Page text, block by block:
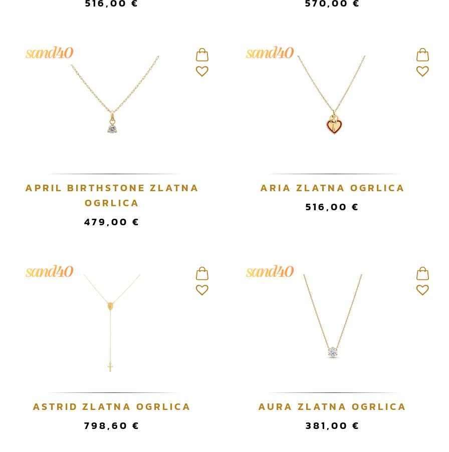
516,00 €
570,00 €
APRIL BIRTHSTONE ZLATNA
OGRLICA
479,00 €
ARIA ZLATNA OGRLICA
516,00 €
ASTRID ZLATNA OGRLICA
798,60 €
AURA ZLATNA OGRLICA
381,00 €